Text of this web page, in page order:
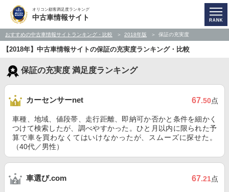
オリコン顧客満足度ランキング
中古車情報サイト
おすすめの中古車情報サイトランキング・比較 2018年版 保証の充実度
【2018年】中古車情報サイトの保証の充実度ランキング・比較
保証の充実度 満足度ランキング
カーセンサーnet 67.50点
車種、地域、値段帯、走行距離、即納可か否かと条件を細かく
つけて検索したが、調べやすかった。ひと月以内に限られた予
算で車を買わなくてはいけなかったが、スムーズに探せた。
（40代／男性）
車選び.com 67.21点